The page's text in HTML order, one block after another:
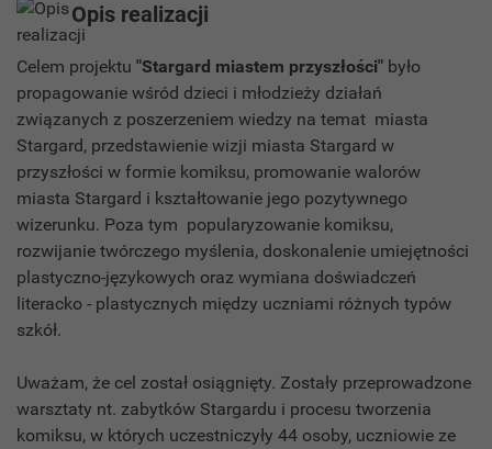
Opis realizacji
Celem projektu "Stargard miastem przyszłości" było
propagowanie wśród dzieci i młodzieży działań
związanych z poszerzeniem wiedzy na temat miasta
Stargard, przedstawienie wizji miasta Stargard w
przyszłości w formie komiksu, promowanie walorów
miasta Stargard i kształtowanie jego pozytywnego
wizerunku. Poza tym popularyzowanie komiksu,
rozwijanie twórczego myślenia, doskonalenie umiejętności
plastyczno-językowych oraz wymiana doświadczeń
literacko - plastycznych między uczniami różnych typów
szkół.
Uważam, że cel został osiągnięty. Zostały przeprowadzone
warsztaty nt. zabytków Stargardu i procesu tworzenia
komiksu, w których uczestniczyły 44 osoby, uczniowie ze